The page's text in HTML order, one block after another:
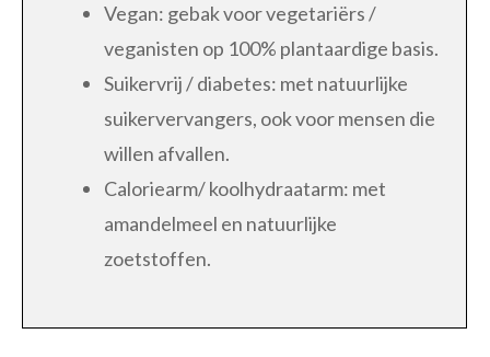
Vegan: gebak voor vegetariërs /
veganisten op 100% plantaardige basis.
Suikervrij / diabetes: met natuurlijke
suikervervangers, ook voor mensen die
willen afvallen.
Caloriearm/ koolhydraatarm: met
amandelmeel en natuurlijke
zoetstoffen.